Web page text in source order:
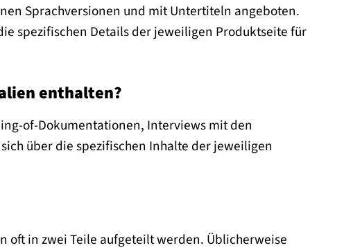
Sprachversionen und mit Untertiteln angeboten.
spezifischen Details der jeweiligen Produktseite für
enthalten?
of-Dokumentationen, Interviews mit den
über die spezifischen Inhalte der jeweiligen
oft in zwei Teile aufgeteilt werden. Üblicherweise